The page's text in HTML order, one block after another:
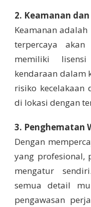
2. Keamanan
Keamanan
terpercaya
memiliki
kendaraan dalam
risiko kecelakaan
di lokasi dengan
3. Penghematan
Dengan
yang profesional,
mengatur
semua detail
pengawasan